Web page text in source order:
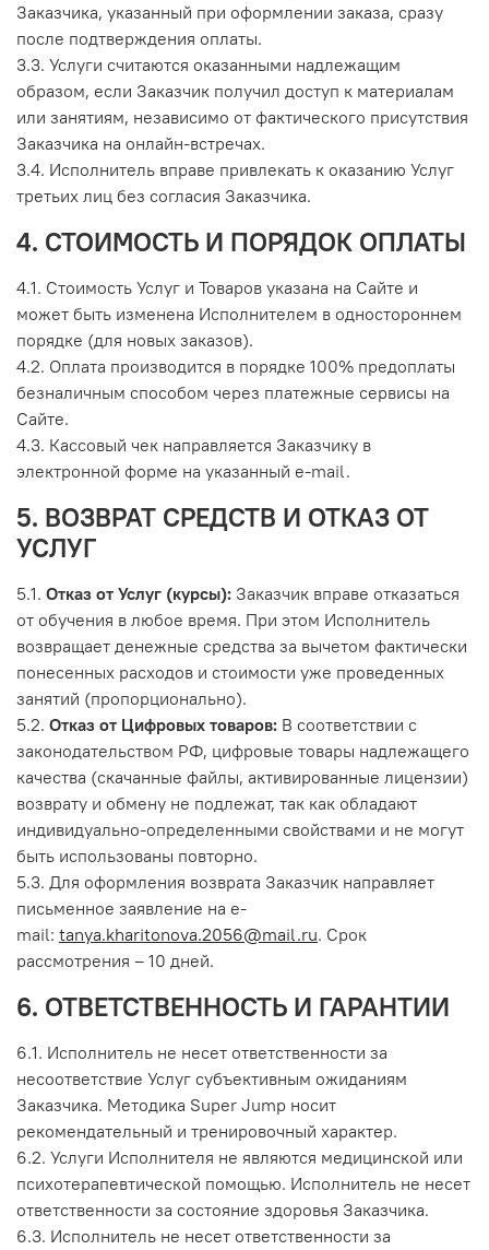
Заказчика, указанный при оформлении заказа, сразу
после подтверждения оплаты.
3.3. Услуги считаются оказанными надлежащим
образом, если Заказчик получил доступ к материалам
или занятиям, независимо от фактического присутствия
Заказчика на онлайн-встречах.
3.4. Исполнитель вправе привлекать к оказанию Услуг
третьих лиц без согласия Заказчика.
4. СТОИМОСТЬ И ПОРЯДОК ОПЛАТЫ
4.1. Стоимость Услуг и Товаров указана на Сайте и
может быть изменена Исполнителем в одностороннем
порядке (для новых заказов).
4.2. Оплата производится в порядке 100% предоплаты
безналичным способом через платежные сервисы на
Сайте.
4.3. Кассовый чек направляется Заказчику в
электронной форме на указанный e-mail.
5. ВОЗВРАТ СРЕДСТВ И ОТКАЗ ОТ
УСЛУГ
5.1. Отказ от Услуг (курсы): Заказчик вправе отказаться
от обучения в любое время. При этом Исполнитель
возвращает денежные средства за вычетом фактически
понесенных расходов и стоимости уже проведенных
занятий (пропорционально).
5.2. Отказ от Цифровых товаров: В соответствии с
законодательством РФ, цифровые товары надлежащего
качества (скачанные файлы, активированные лицензии)
возврату и обмену не подлежат, так как обладают
индивидуально-определенными свойствами и не могут
быть использованы повторно.
5.3. Для оформления возврата Заказчик направляет
письменное заявление на e-
mail: tanya.kharitonova.2056@mail.ru. Срок
рассмотрения – 10 дней.
6. ОТВЕТСТВЕННОСТЬ И ГАРАНТИИ
6.1. Исполнитель не несет ответственности за
несоответствие Услуг субъективным ожиданиям
Заказчика. Методика Super Jump носит
рекомендательный и тренировочный характер.
6.2. Услуги Исполнителя не являются медицинской или
психотерапевтической помощью. Исполнитель не несет
ответственности за состояние здоровья Заказчика.
6.3. Исполнитель не несет ответственности за